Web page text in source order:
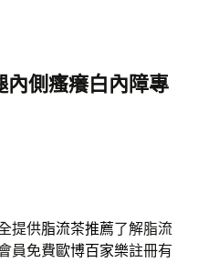
內側瘙癢白內障專
提供脂流茶推薦了解脂流
員免費歐博百家樂註冊有